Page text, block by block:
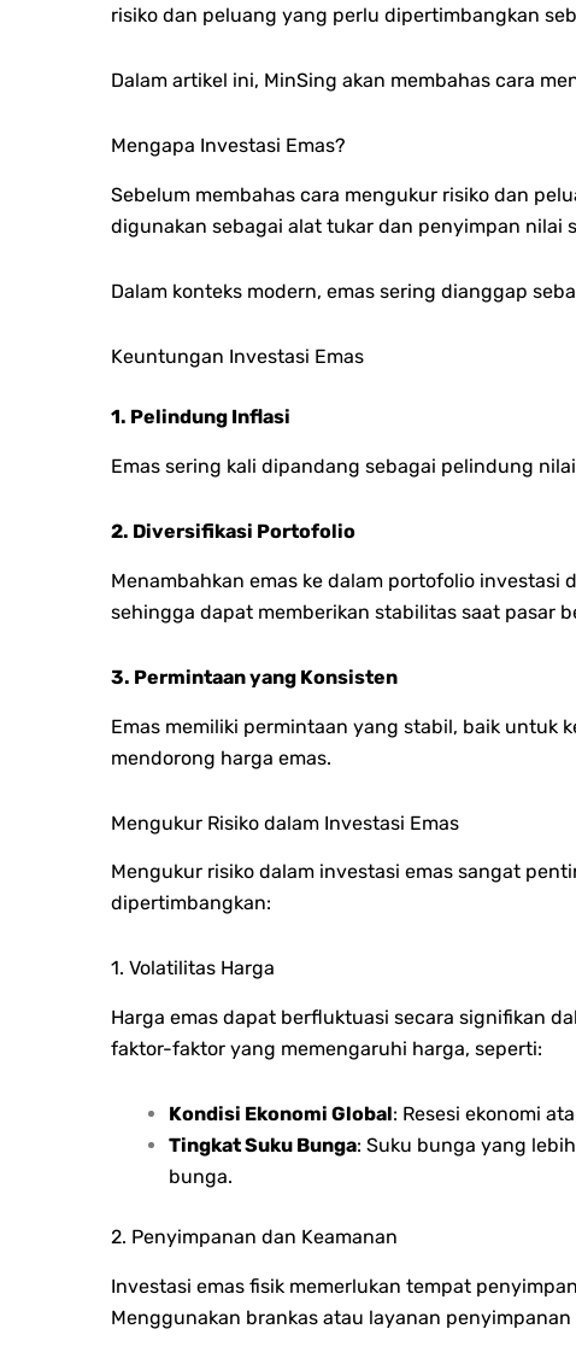
risiko dan peluang yang perlu dipertimbangkan
Dalam artikel ini, MinSing akan membahas cara
Mengapa Investasi Emas?
Sebelum membahas cara mengukur risiko dan
digunakan sebagai alat tukar dan penyimpan nilai
Dalam konteks modern, emas sering dianggap
Keuntungan Investasi Emas
1. Pelindung Inflasi
Emas sering kali dipandang sebagai pelindung
2. Diversifikasi Portofolio
Menambahkan emas ke dalam portofolio
sehingga dapat memberikan stabilitas saat pasar
3. Permintaan yang Konsisten
Emas memiliki permintaan yang stabil, baik untuk
mendorong harga emas.
Mengukur Risiko dalam Investasi Emas
Mengukur risiko dalam investasi emas sangat
dipertimbangkan:
1. Volatilitas Harga
Harga emas dapat berfluktuasi secara signifikan
faktor-faktor yang memengaruhi harga, seperti:
Kondisi Ekonomi Global: Resesi ekonomi
Tingkat Suku Bunga: Suku bunga yang
bunga.
2. Penyimpanan dan Keamanan
Investasi emas fisik memerlukan tempat
Menggunakan brankas atau layanan